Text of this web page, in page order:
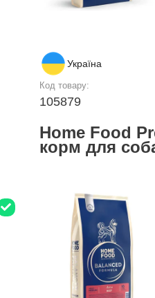
Україна
Код товару:
105879
Home Food
корм для